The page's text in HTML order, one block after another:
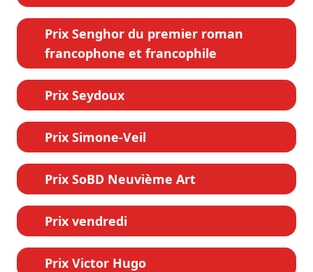
Prix Senghor du premier roman
francophone et francophile
Prix Seydoux
Prix Simone-Veil
Prix SoBD Neuvième Art
Prix vendredi
Prix Victor Hugo